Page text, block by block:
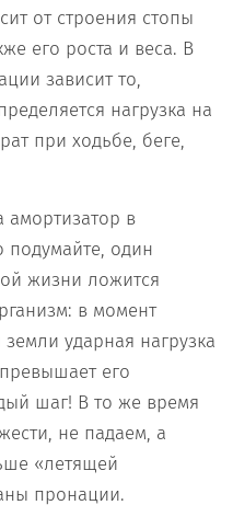
от строения стопы
его роста и веса. В
зависит то,
нагрузка на
при ходьбе, беге,
амортизатор в
подумайте, один
жизни ложится
в момент
ударная нагрузка
его
шаг! В то же время
не падаем, а
«летящей
пронации.